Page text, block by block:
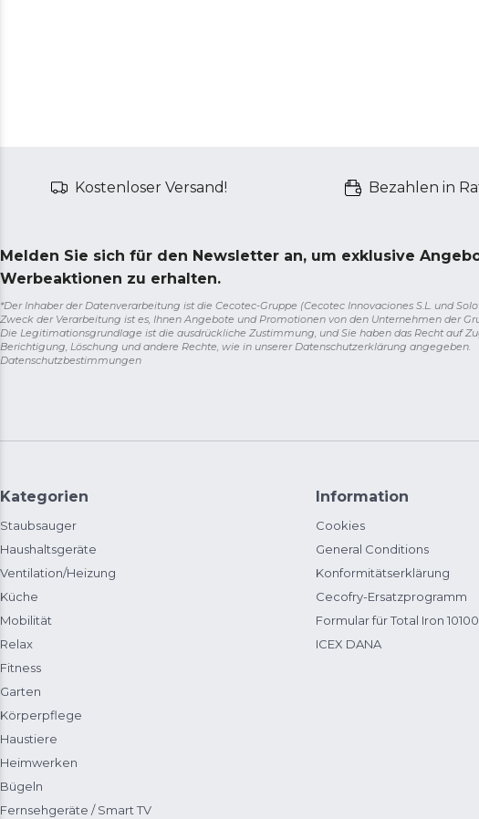
Kostenloser Versand! Bezahlen in
Melden Sie sich für den Newsletter an, um exklusive
Werbeaktionen zu erhalten.
*Der Inhaber der Datenverarbeitung ist die Cecotec-Gruppe (Cecotec Innovaciones S.L. und
Zweck der Verarbeitung ist es, Ihnen Angebote und Promotionen von den Unternehmen der
Die Legitimationsgrundlage ist die ausdrückliche Zustimmung, und Sie haben das Recht auf
Berichtigung, Löschung und andere Rechte, wie in unserer Datenschutzerklärung angegeben.
Datenschutzbestimmungen
Kategorien
Staubsauger
Haushaltsgeräte
Ventilation/Heizung
Küche
Mobilität
Relax
Fitness
Garten
Körperpflege
Haustiere
Heimwerken
Bügeln
Fernsehgeräte / Smart TV
Information
Cookies
General Conditions
Konformitätserklärung
Cecofry-Ersatzprogramm
Formular für Total Iron
ICEX DANA